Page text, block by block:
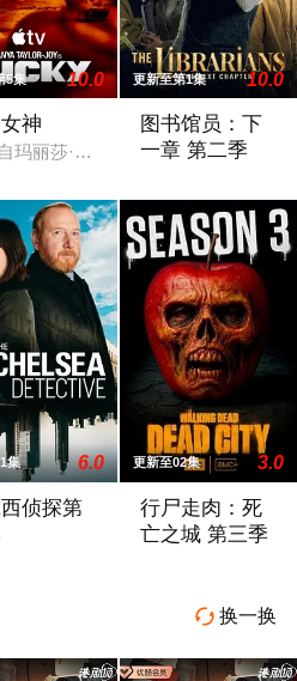
督山伯爵/极寒追杀
5集 10.0
神
玛丽莎·斯塔普利的同名畅销小说
更新至第1集 10.0
图书馆员：下
一章 第二季
集 6.0
侦探第
更新至02集 3.0
行尸走肉：死
亡之城 第三季
 换一换